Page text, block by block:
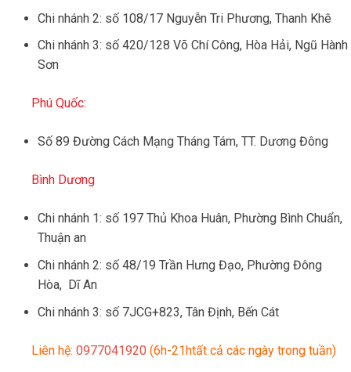
Chi nhánh 2: số 108/17 Nguyễn Tri Phương, Thanh Khê
Chi nhánh 3: số 420/128 Võ Chí Công, Hòa Hải, Ngũ Hành
Sơn
Phú Quốc:
Số 89 Đường Cách Mạng Tháng Tám, TT. Dương Đông
Bình Dương
Chi nhánh 1: số 197 Thủ Khoa Huân, Phường Bình Chuẩn,
Thuận an
Chi nhánh 2: số 48/19 Trần Hưng Đạo, Phường Đông
Hòa, Dĩ An
Chi nhánh 3: số 7JCG+823, Tân Định, Bến Cát
Liên hệ: 0977041920 (6h-21htất cả các ngày trong tuần)